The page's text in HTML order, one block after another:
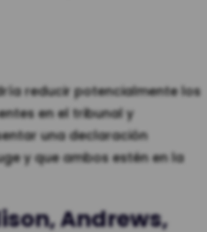
reducir potencialmente los
en el tribunal y
una declaración
y que ambos estén en la
Andrews,